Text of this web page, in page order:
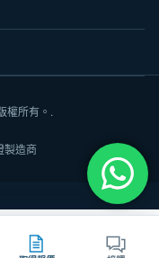
權所有。.
製造商